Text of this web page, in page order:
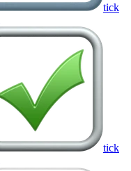
tick
tick